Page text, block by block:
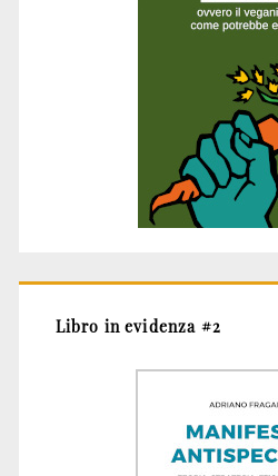
Libro in evidenza #2